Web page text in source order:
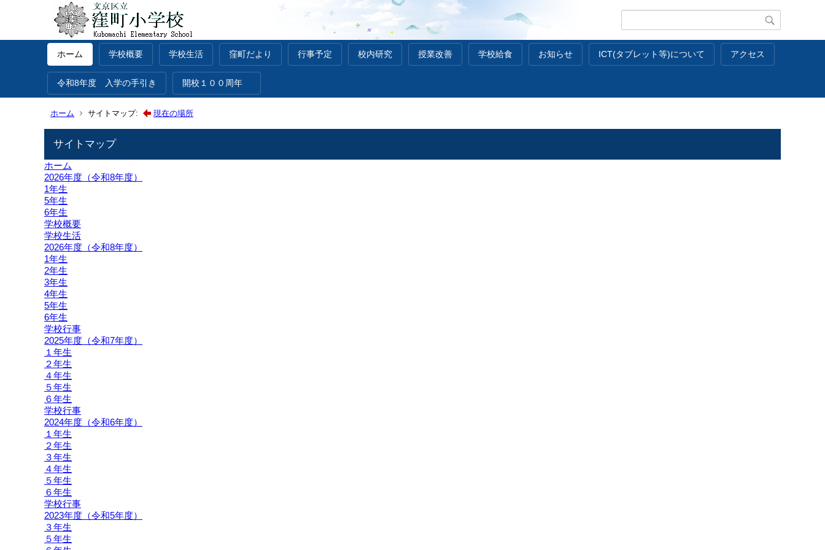
ホーム 学校概要 学校生活 窪町だより 行事予定 校内研究 授業改善 学校給食 お知らせ ICT(タブレット等)について アクセス
令和8年度 入学の手引き 開校１００周年
ホーム サイトマップ: 現在の場所
サイトマップ
ホーム
2026年度（令和8年度）
1年生
5年生
6年生
学校概要
学校生活
2026年度（令和8年度）
1年生
2年生
3年生
4年生
5年生
6年生
学校行事
2025年度（令和7年度）
１年生
２年生
４年生
５年生
６年生
学校行事
2024年度（令和6年度）
１年生
２年生
３年生
４年生
５年生
６年生
学校行事
2023年度（令和5年度）
３年生
５年生